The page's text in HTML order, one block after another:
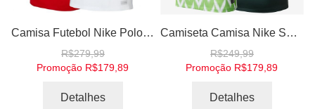
Camisa Futebol Nike Polonia Polônia Poland I e II Home Away 2020 2021
R$279,99
Promoção R$179,89
Detalhes
Camiseta Camisa Nike Seleção Nigeria I e II 2018 Torcedor Home Away Casa Visitante
R$249,99
Promoção R$179,89
Detalhes